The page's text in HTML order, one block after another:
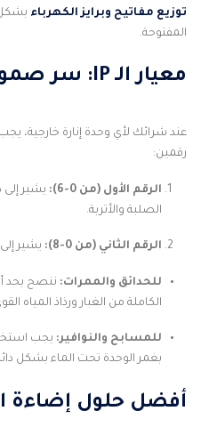
توزيع مفاتيح وبرايز الكهرباء
المفتوحة.
معيار الـ IP: سر صمود إضاءة الحدائق
رقمين:
الرقم الأول (من 0-6):
يشير
الصلبة والأتربة.
الرقم الثاني (من 0-8): يشير
للحدائق والممرات: ننصح بحد
الكاملة من الغبار ورذاذ المياه
للمسابح والنوافير: يجب
بغمر الوحدة تحت الماء بشكل
أفضل حلول إضاءة